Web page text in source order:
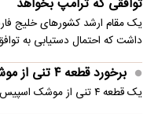
توافقی که ترامپ بخواهد
یک مقام ارشد کشورهای خلیج
داشت که احتمال دستیابی به توافق
برخورد قطعه ۴ تنی از موشک اسپیس ایکس به ماه
یک قطعه ۴ تنی از موشک اسپیس ایکس به طور غیر عمد به ماه برخورد کرد.